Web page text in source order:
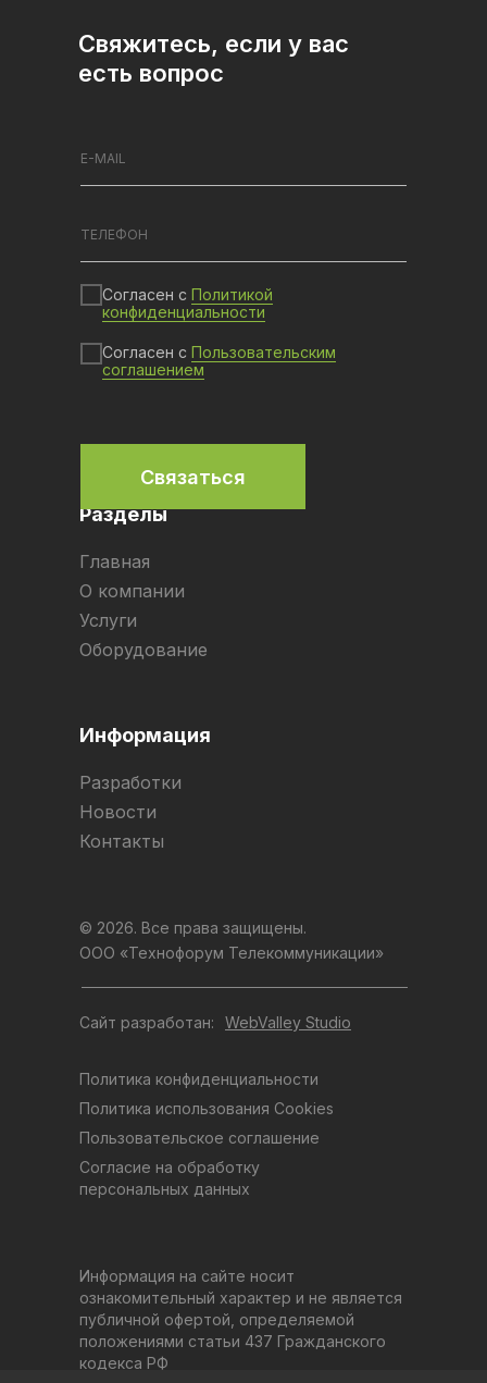
Разделы
Информация
Главная
О компании
Услуги
Оборудование
Разработки
Новости
Контакты
Информация на сайте носит
ознакомительный характер и не является
публичной офертой, определяемой
положениями статьи 437 Гражданского
кодекса РФ
Политика использования Cookies
Согласие на обработку
персональных данных
Пользовательское соглашение
Политика конфиденциальности
© 2026. Все права защищены.
ООО «Технофорум Телекоммуникации»
Сайт разработан:
Согласен с Политикой
конфиденциальности
Согласен с Пользовательским
соглашением
Связаться
Свяжитесь, если у вас
есть вопрос
WebValley Studio